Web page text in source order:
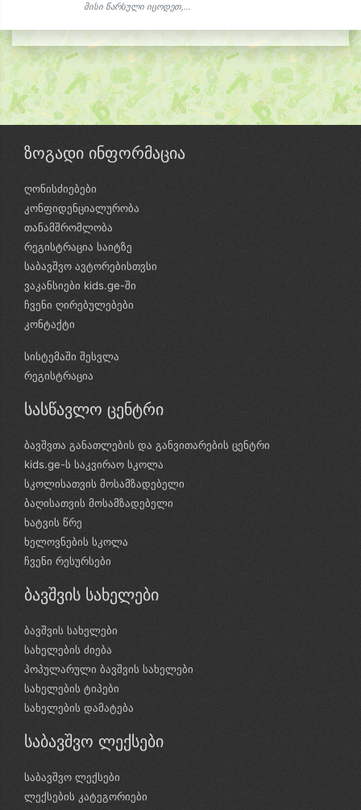
მისი წარსული იცოდეთ,...
ზოგადი ინფორმაცია
ღონისძიებები
კონფიდენციალურობა
თანამშრომლობა
რეგისტრაცია საიტზე
საბავშვო ავტორებისთვსი
ვაკანსიები kids.ge-ში
ჩვენი ღირებულებები
კონტაქტი
სისტემაში შესვლა
რეგისტრაცია
სასწავლო ცენტრი
ბავშვთა განათლების და განვითარების ცენტრი
kids.ge-ს საკვირაო სკოლა
სკოლისათვის მოსამზადებელი
ბაღისათვის მოსამზადებელი
ხატვის წრე
ხელოვნების სკოლა
ჩვენი რესურსები
ბავშვის სახელები
ბავშვის სახელები
სახელების ძიება
პოპულარული ბავშვის სახელები
სახელების ტიპები
სახელების დამატება
საბავშვო ლექსები
საბავშვო ლექსები
ლექსების კატეგორიები